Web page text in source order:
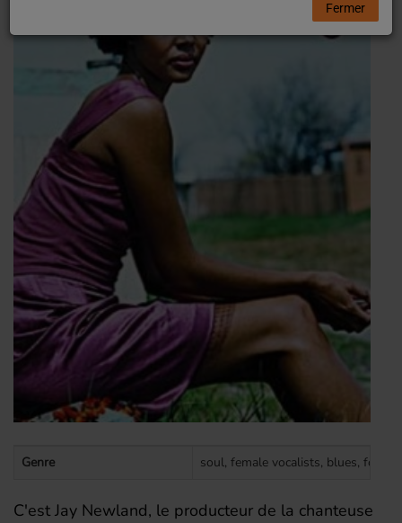
Genre soul, female vocalists, blues, folk,
C'est Jay Newland, le producteur de la chanteuse
Fermer